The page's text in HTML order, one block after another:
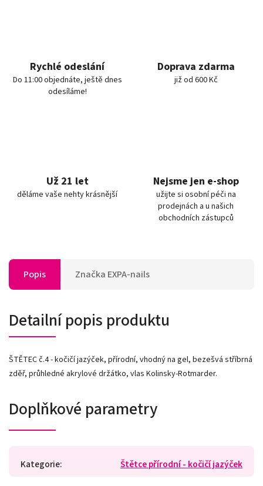
Rychlé odeslání
Do 11:00 objednáte, ještě dnes
odesíláme!
Doprava zdarma
již od 600 Kč
Už 21 let
děláme vaše nehty krásnější
Nejsme jen e-shop
užijte si osobní péči na
prodejnách a u našich
obchodních zástupců
Popis Značka EXPA-nails
Detailní popis produktu
ŠTĚTEC č.4 - kočičí jazýček, přírodní, vhodný na gel, bezešvá stříbrná
zděř, průhledné akrylové držátko, vlas Kolinsky-Rotmarder.
Doplňkové parametry
Kategorie: Štětce přírodní - kočičí jazýček